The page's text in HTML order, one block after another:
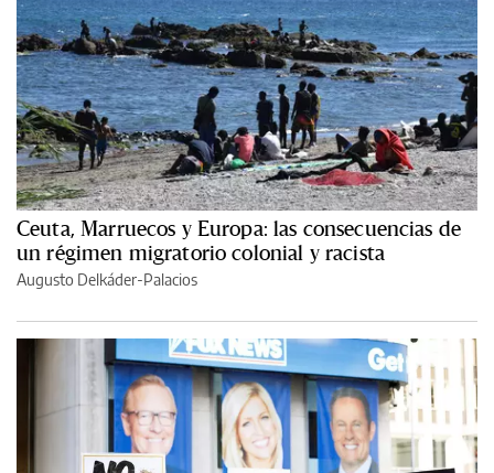
Ceuta, Marruecos y Europa: las consecuencias de
un régimen migratorio colonial y racista
Augusto Delkáder-Palacios